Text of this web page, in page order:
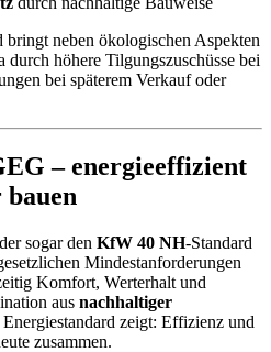
bringt neben ökologischen Aspekten
höhere Tilgungszuschüsse bei
bei späterem Verkauf oder
– energieeffizient
sogar den KfW 40 NH-Standard
Mindestanforderungen
Komfort, Werterhalt und
aus nachhaltiger
zeigt: Effizienz und
zusammen.